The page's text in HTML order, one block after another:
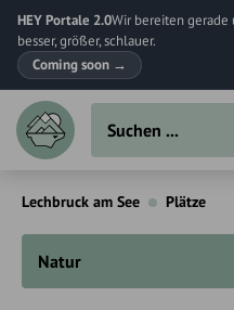
HEY Portale 2.0Wir bereiten gerade
besser, größer, schlauer.
Coming soon →
Lechbruck am See Plätze
Natur